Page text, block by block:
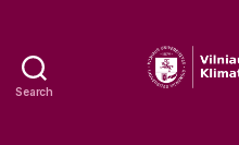
Search